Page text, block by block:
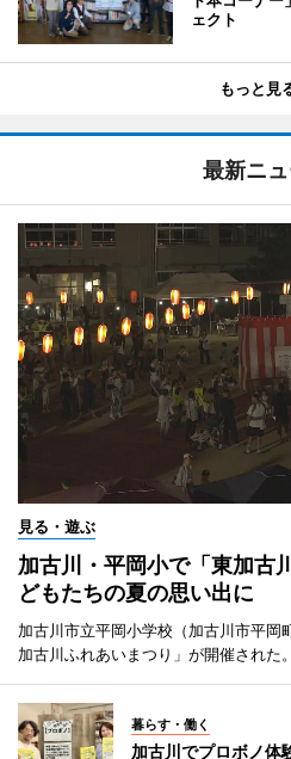
ェクト
もっと見
最新ニ
見る・遊ぶ
加古川・平岡小で「東加
どもたちの夏の思い出に
加古川市立平岡小学校（加古川市平岡
加古川ふれあいまつり」が開催された。
暮らす・働く
加古川でプロボノ